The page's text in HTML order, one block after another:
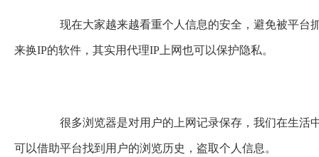
现在大家越来越看重个人信息的安全，避免被平台
来换IP的软件，其实用代理IP上网也可以保护隐私。
很多浏览器是对用户的上网记录保存，我们在生活
可以借助平台找到用户的浏览历史，盗取个人信息。